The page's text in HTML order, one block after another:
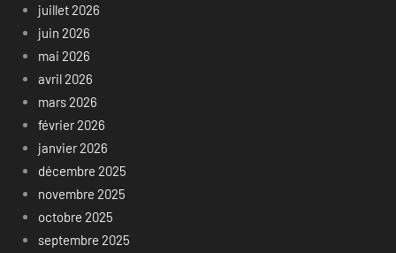
juillet 2026
juin 2026
mai 2026
avril 2026
mars 2026
février 2026
janvier 2026
décembre 2025
novembre 2025
octobre 2025
septembre 2025